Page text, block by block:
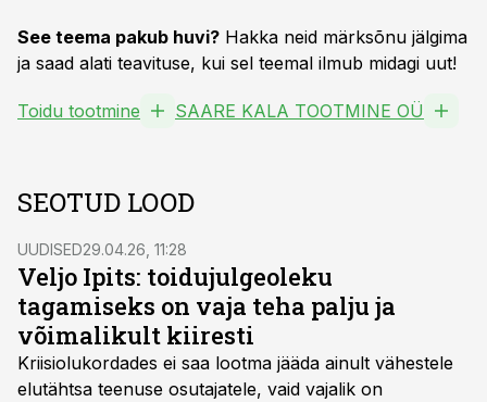
See teema pakub huvi? Hakka neid märksõnu jälgima
ja saad alati teavituse, kui sel teemal ilmub midagi uut!
Toidu tootmine SAARE KALA TOOTMINE OÜ
SEOTUD LOOD
UUDISED29.04.26, 11:28
Veljo Ipits: toidujulgeoleku
tagamiseks on vaja teha palju ja
võimalikult kiiresti
Kriisiolukordades ei saa lootma jääda ainult vähestele
elutähtsa teenuse osutajatele, vaid vajalik on